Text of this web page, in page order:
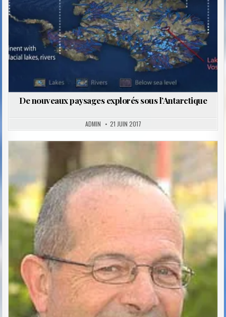
De nouveaux paysages explorés sous l’Antarctique
ADMIN 21 JUIN 2017
Posted
in